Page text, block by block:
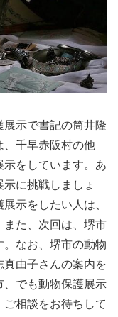
示で書記の筒井隆
、千早赤阪村の他
をしています。あ
に挑戦しましょ
示をしたい人は、
また、次回は、堺市
なお、堺市の動物
由子さんの案内を
、でも動物保護展示
相談をお待ちして